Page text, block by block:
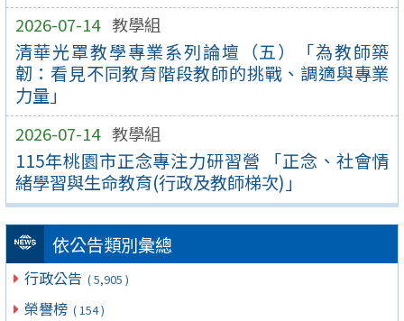
2026-07-14 教學組
清華光罩教學專業系列論壇（五）「為教師築
韌：看見不同教育階段教師的挑戰、調適與專業
力量」
2026-07-14 教學組
115年桃園市正念專注力研習營 「正念、社會情
緒學習與生命教育(行政及教師梯次)」
依公告類別彙總
行政公告 ( 5,905 )
榮譽榜 ( 154 )